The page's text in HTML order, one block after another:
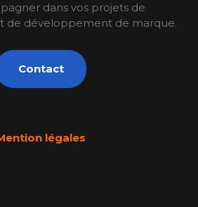
dans vos projets de
de développement de marque.
Contact
légales